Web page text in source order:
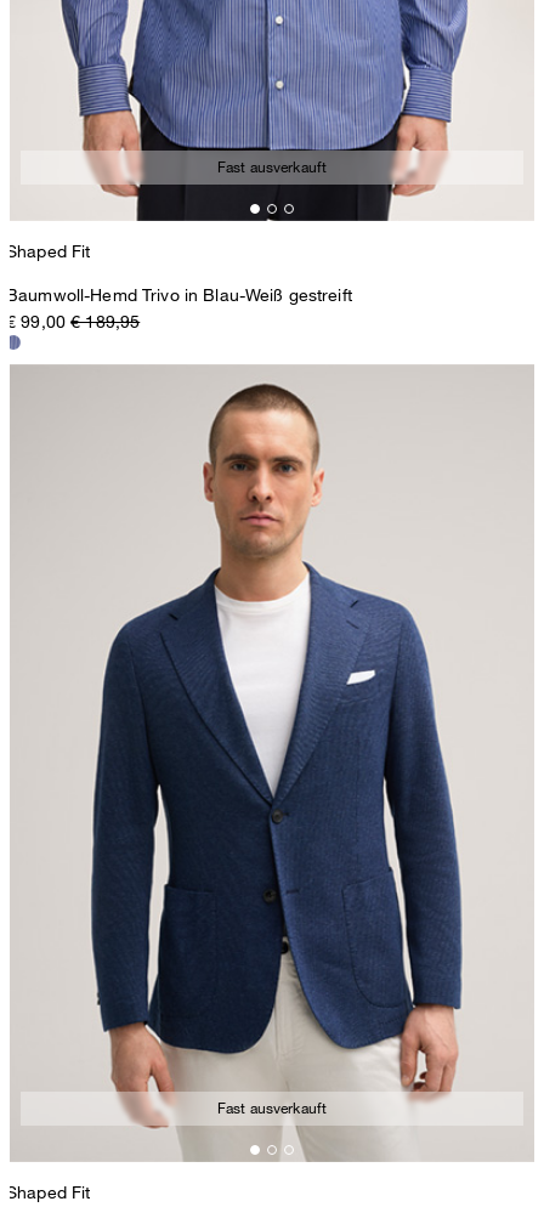
Fast ausverkauft
Shaped Fit
Baumwoll-Hemd Trivo in Blau-Weiß gestreift
€ 99,00 € 189,95
Fast ausverkauft
Shaped Fit